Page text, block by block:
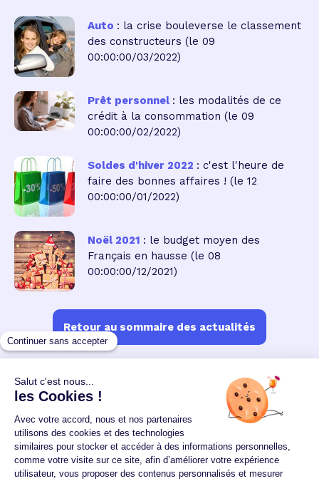
Auto : la crise bouleverse le classement
des constructeurs (le 09
00:00:00/03/2022)
Prêt personnel : les modalités de ce
crédit à la consommation (le 09
00:00:00/02/2022)
Soldes d'hiver 2022 : c'est l'heure de
faire des bonnes affaires ! (le 12
00:00:00/01/2022)
Noël 2021 : le budget moyen des
Français en hausse (le 08
00:00:00/12/2021)
Retour au sommaire des actualités
Un crédit vous engage et doit être remboursé.
Vérifiez vos capacités de remboursement avant de
vous engager.